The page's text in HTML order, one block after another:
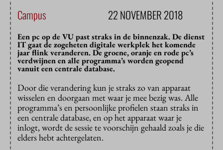
Campus 22 NOVEMBER 2018
Een pc op de VU past straks in de binnenzak. De dienst
IT gaat de zogeheten digitale werkplek het komende
jaar flink veranderen. De groene, oranje en rode pc’s
verdwijnen en alle programma’s worden geopend
vanuit een centrale database.
Door die verandering kun je straks zo van apparaat
wisselen en doorgaan met waar je mee bezig was. Alle
programma’s en persoonlijke profielen staan straks in
een centrale database, en op het apparaat waar je
inlogt, wordt de sessie te voorschijn gehaald zoals je die
elders hebt achtergelaten.